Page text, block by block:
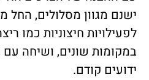
ישנם מגוון מסלולים, החל
לפעילויות חיצוניות כמו
במקומות שונים, ושיחה
ידועים קודם.